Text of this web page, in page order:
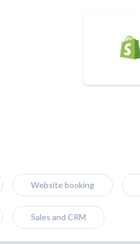
Website booking
Sales and CRM